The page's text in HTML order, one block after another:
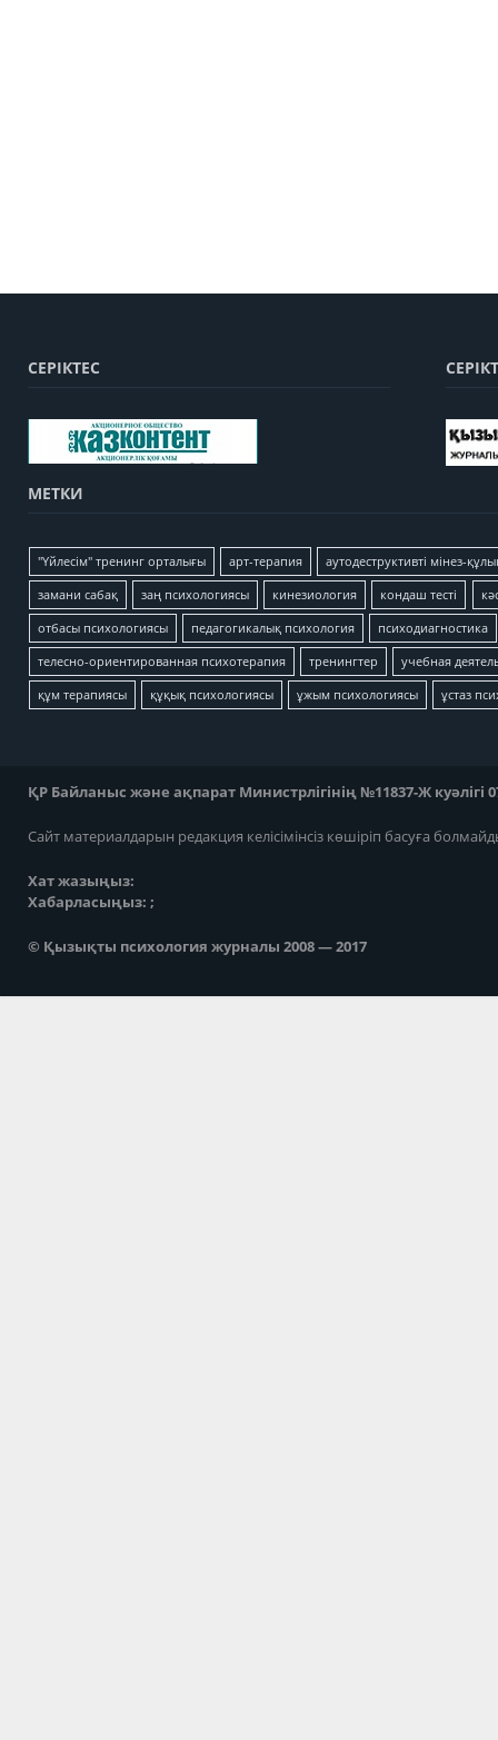
СЕРІКТЕС
МЕТКИ
"Үйлесім" тренинг орталығы арт-терапия аутодеструктивті мінез-
замани сабақ заң психологиясы кинезиология кондаш тесті
отбасы психологиясы педагогикалық психология психодиагностика
телесно-ориентированная психотерапия тренингтер учебная
құм терапиясы құқық психологиясы ұжым психологиясы ұстаз
ҚР Байланыс және ақпарат Министрлігінің №11837-Ж куәлігі
Сайт материалдарын редакция келісімінсіз көшіріп басуға
Хат жазыңыз:
Хабарласыңыз: ;
© Қызықты психология журналы 2008 — 2017